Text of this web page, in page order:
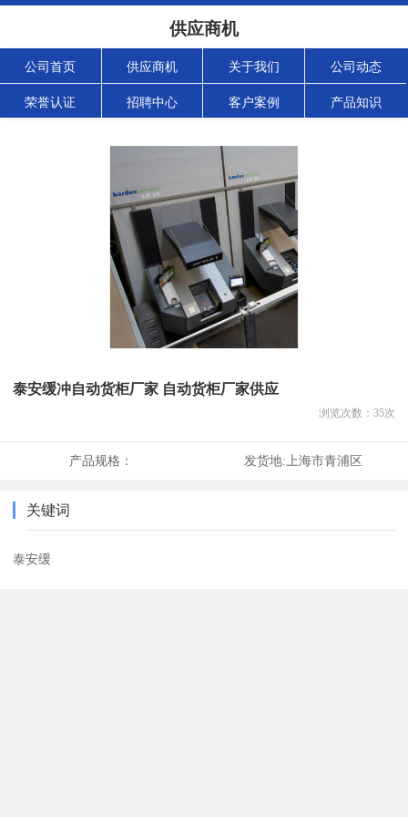
供应商机
公司首页 供应商机 关于我们 公司动态
荣誉认证 招聘中心 客户案例 产品知识
泰安缓冲自动货柜厂家 自动货柜厂家供应
浏览次数： 35次
产品规格： 发货地: 上海市青浦区
关键词
泰安缓